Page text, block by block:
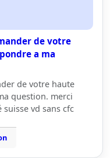
de votre
a ma
de votre haute
question. merci
vd sans cfc